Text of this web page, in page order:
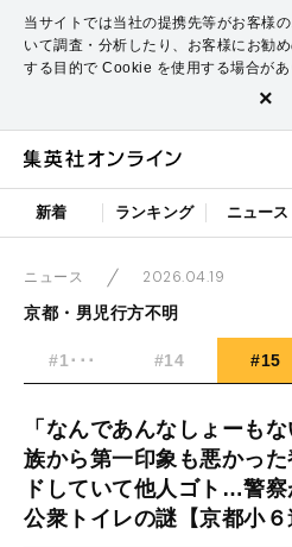
当サイトでは当社の提携先等がお客様
いて調査・分析したり、お客様にお勧
する目的で Cookie を使用する場合があ
×
新着 ランキング ニュース
ニュース
2026.04.19
京都・男児行方不明
#1･･･ #14 #15
「なんであんなしょーも
族から第一印象も悪かっ
ドしていて他人ゴト…警
公衆トイレの謎【京都小６